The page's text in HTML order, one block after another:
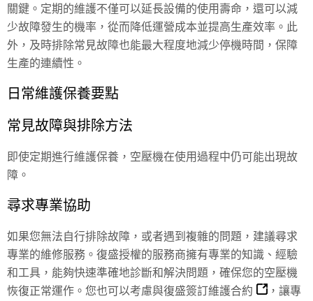
關鍵。定期的維護不僅可以延長設備的使用壽命，還可以減
少故障發生的機率，從而降低運營成本並提高生產效率。此
外，及時排除常見故障也能最大程度地減少停機時間，保障
生產的連續性。
日常維護保養要點
常見故障與排除方法
即使定期進行維護保養，空壓機在使用過程中仍可能出現故
障。
尋求專業協助
如果您無法自行排除故障，或者遇到複雜的問題，建議尋求
專業的維修服務。復盛授權的服務商擁有專業的知識、經驗
和工具，能夠快速準確地診斷和解決問題，確保您的空壓機
恢復正常運作。您也可以考慮與復盛簽訂維護合約
，讓專